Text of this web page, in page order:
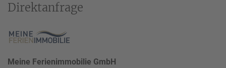
Direktanfrage
Meine Ferienimmobilie GmbH